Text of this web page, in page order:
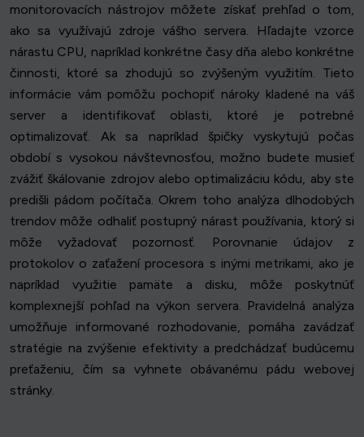
monitorovacích nástrojov môžete získať prehľad o tom,
ako sa využívajú zdroje vášho servera. Hľadajte vzorce
nárastu CPU, napríklad konkrétne časy dňa alebo konkrétne
činnosti, ktoré sa zhodujú so zvýšeným využitím. Tieto
informácie vám pomôžu pochopiť nároky kladené na váš
server a identifikovať oblasti, ktoré je potrebné
optimalizovať. Ak sa napríklad špičky vyskytujú počas
období s vysokou návštevnosťou, možno budete musieť
zvážiť škálovanie zdrojov alebo optimalizáciu kódu, aby ste
predišli pádom počítača. Okrem toho analýza dlhodobých
trendov môže odhaliť postupný nárast používania, ktorý si
môže vyžadovať pozornosť. Porovnanie údajov z
protokolov o zaťažení procesora s inými metrikami, ako je
napríklad využitie pamäte a disku, môže poskytnúť
komplexnejší pohľad na výkon servera. Pravidelná analýza
umožňuje informované rozhodovanie, pomáha zavádzať
stratégie na zvýšenie efektivity a predchádzať budúcemu
preťaženiu, čím sa vyhnete obávanému pádu webovej
stránky.